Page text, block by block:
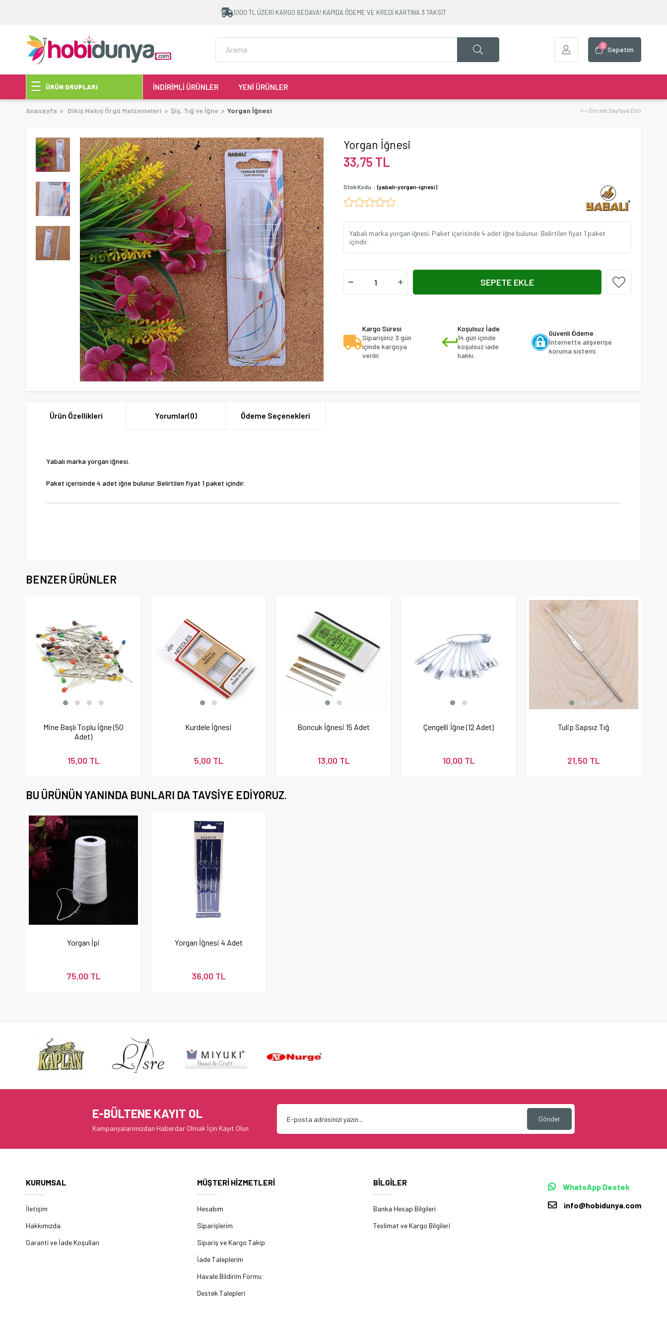
1000 TL ÜZERİ KARGO BEDAVA! KAPIDA ÖDEME VE KREDİ KARTINA 3 TAKSİT
Sepetim
0
ÜRÜN GRUPLARI İNDİRİMLİ ÜRÜNLER YENİ ÜRÜNLER
Anasayfa Dikiş Nakış Örgü Malzemeleri Şiş, Tığ ve İğne Yorgan İğnesi < < Önceki Sayfaya Dön
Yorgan İğnesi
33,75 TL
Stok Kodu (yabali-yorgan-ignesi)
Yabalı marka yorgan iğnesi. Paket içerisinde 4 adet iğne bulunur. Belirtilen fiyat 1 paket
içindir.
Kargo Süresi
Siparişiniz 3 gün
içinde kargoya
verilir.
Koşulsuz İade
14 gün içinde
koşulsuz iade
hakkı.
Güvenli Ödeme
İnternette alışverişe
koruma sistemi.
Ürün Özellikleri Yorumlar(0) Ödeme Seçenekleri
Yabalı marka yorgan iğnesi.
Paket içerisinde 4 adet iğne bulunur. Belirtilen fiyat 1 paket içindir.
BENZER ÜRÜNLER
Mine Başlı Toplu İğne (50
Adet)
15,00 TL
Kurdele İğnesi
5,00 TL
Boncuk İğnesi 15 Adet
13,00 TL
Çengelli İğne (12 Adet)
10,00 TL
Tulip Sapsız Tığ
21,50 TL
BU ÜRÜNÜN YANINDA BUNLARI DA TAVSIYE EDIYORUZ.
Yorgan İpi
75,00 TL
Yorgan İğnesi 4 Adet
36,00 TL
E-BÜLTENE KAYIT OL
Kampanyalarımızdan Haberdar Olmak İçin Kayıt Olun
Gönder
KURUMSAL
İletişim
Hakkımızda
Garanti ve İade Koşulları
MÜŞTERİ HİZMETLERİ
Hesabım
Siparişlerim
Sipariş ve Kargo Takip
İade Taleplerim
Havale Bildirim Formu
Destek Talepleri
BİLGİLER
Banka Hesap Bilgileri
Teslimat ve Kargo Bilgileri
WhatsApp Destek
info@hobidunya.com